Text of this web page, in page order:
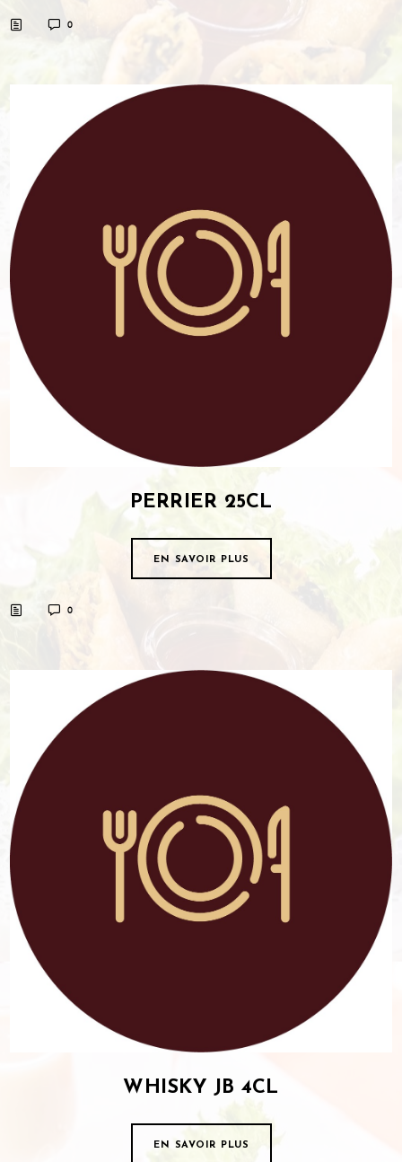
0
PERRIER 25CL
EN SAVOIR PLUS
0
WHISKY JB 4CL
EN SAVOIR PLUS